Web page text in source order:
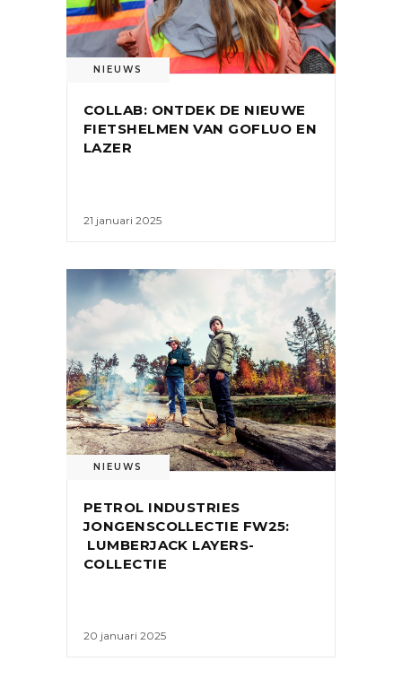
NIEUWS
COLLAB: ONTDEK DE NIEUWE
FIETSHELMEN VAN GOFLUO EN
LAZER
21 januari 2025
NIEUWS
PETROL INDUSTRIES
JONGENSCOLLECTIE FW25:
LUMBERJACK LAYERS-
COLLECTIE
20 januari 2025